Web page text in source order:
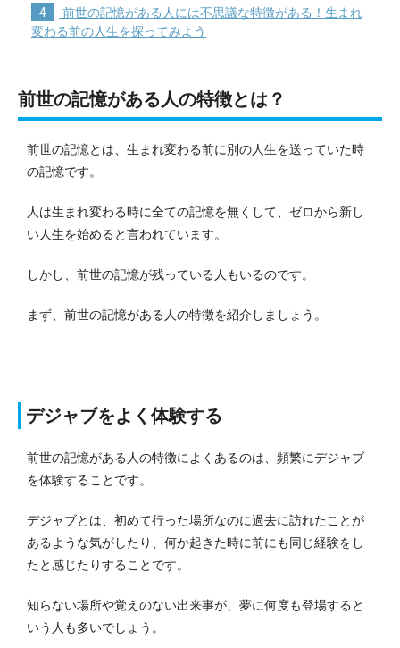
4
前世の記憶がある人には不思議な特徴がある！生まれ
変わる前の人生を探ってみよう
前世の記憶がある人の特徴とは？
前世の記憶とは、生まれ変わる前に別の人生を送っていた時
の記憶です。
人は生まれ変わる時に全ての記憶を無くして、ゼロから新し
い人生を始めると言われています。
しかし、前世の記憶が残っている人もいるのです。
まず、前世の記憶がある人の特徴を紹介しましょう。
デジャブをよく体験する
前世の記憶がある人の特徴によくあるのは、頻繁にデジャブ
を体験することです。
デジャブとは、初めて行った場所なのに過去に訪れたことが
あるような気がしたり、何か起きた時に前にも同じ経験をし
たと感じたりすることです。
知らない場所や覚えのない出来事が、夢に何度も登場すると
いう人も多いでしょう。